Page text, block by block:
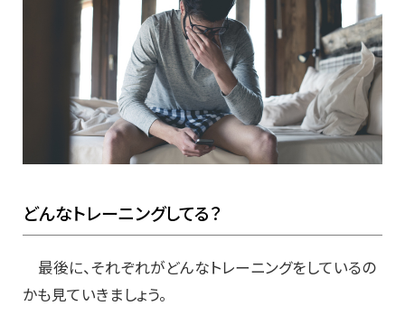
どんなトレーニングしてる？
最後に、それぞれがどんなトレーニングをしているの
かも見ていきましょう。